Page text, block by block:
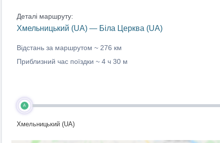
Деталі маршруту:
Хмельницький (UA) — Біла Церква (UA)
Відстань за маршрутом ~ 276 км
Приблизний час поїздки ~ 4 ч 30 м
A
Хмельницький (UA)